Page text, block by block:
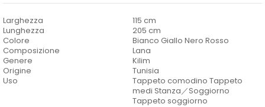
Larghezza
115 cm
Lunghezza
205 cm
Colore
Bianco Giallo Nero Rosso
Composizione
Lana
Genere
Kilim
Origine
Tunisia
Uso
Tappeto comodino Tappeto
medi Stanza／Soggiorno
Tappeto soggiorno